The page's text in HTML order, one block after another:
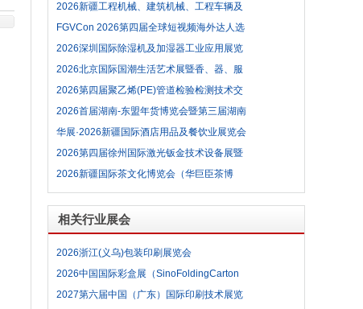
2026新疆工程机械、建筑机械、工程车辆及
设备展览会参展范围及参展费用
FGVCon 2026第四届全球短视频海外达人选
品展览会暨行业大会参展范围及参展费用
2026深圳国际除湿机及加湿器工业应用展览
会
2026北京国际国潮生活艺术展暨香、器、服
饰、唐卡与家居美学融合展参展范围及参展费
用
2026第四届聚乙烯(PE)管道检验检测技术交
流会 第三届广东PE管道产品与检验检测仪器
装备展
2026首届湖南-东盟年货博览会暨第三届湖南
农特产品交易会参展范围及参展费用
华展·2026新疆国际酒店用品及餐饮业展览会
2026第四届徐州国际激光钣金技术设备展暨
徐州数控机床及自动化展览会
2026新疆国际茶文化博览会（华巨臣茶博
会）参展范围及参展费用
相关行业展会
2026浙江(义乌)包装印刷展览会
2026中国国际彩盒展（SinoFoldingCarton
2026） WEPACK
2027第六届中国（广东）国际印刷技术展览